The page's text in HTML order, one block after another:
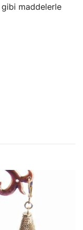
gibi maddelerle